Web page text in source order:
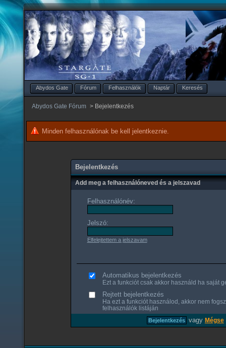
Abydos Gate Fórum Felhasználók Naptár Keresés
Abydos Gate Fórum > Bejelentkezés
Minden felhasználónak be kell jelentkeznie.
Bejelentkezés
Add meg a felhasználóneved és a jelszavad
Felhasználónév:
Jelszó:
Elfelejtettem a jelszavam
Automatikus bejelentkezés
Ezt a funkciót csak akkor használd ha saját
Rejtett bejelentkezés
Ha ezt a funkciót használod, akkor nem
felhasználók listáján
vagy Mégse